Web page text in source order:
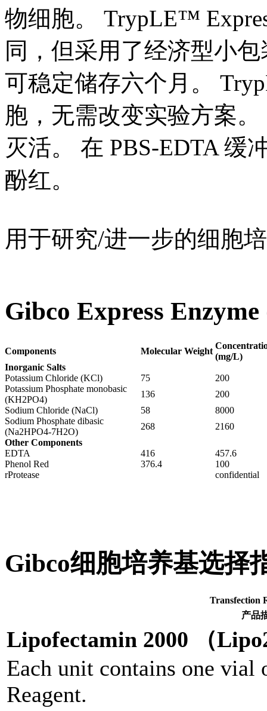
物细胞。 TrypLE™
同，但采用了经济型小
可稳定储存六个月。
胞，无需改变实验方案
灭活。 在 PBS-EDTA 缓
酚红。
用于研究/进一步的细胞
Gibco Express
Components Molecular Weight
(mg/L)
Inorganic Salts
Potassium Chloride (KCl)
75
200
Potassium Phosphate monobasic
(KH2PO4)
136
200
Sodium Chloride (NaCl)
58
8000
Sodium Phosphate dibasic
(Na2HPO4-7H2O)
268
2160
Other Components
EDTA
416
457.6
Phenol Red
376.4
100
rProtease
confidential
Gibco细胞培养基选择
Transfection
产品
Lipofectamin 2000 （
Each unit contains one
Reagent.